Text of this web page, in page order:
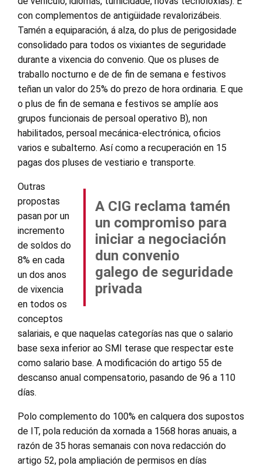
con complementos de antigüidade revalorizábeis.
Tamén a equiparación, á alza, do plus de perigosidade
consolidado para todos os vixiantes de seguridade
durante a vixencia do convenio. Que os pluses de
traballo nocturno e de de fin de semana e festivos
teñan un valor do 25% do prezo de hora ordinaria. E que
o plus de fin de semana e festivos se amplíe aos
grupos funcionais de persoal operativo B), non
habilitados, persoal mecánica-electrónica, oficios
varios e subalterno. Así como a recuperación en 15
pagas dos pluses de vestiario e transporte.
A CIG reclama tamén
un compromiso para
iniciar a negociación
dun convenio
galego de seguridade
privada
Outras
propostas
pasan por un
incremento
de soldos do
8% en cada
un dos anos
de vixencia
en todos os
conceptos
salariais, e que naquelas categorías nas que o salario
base sexa inferior ao SMI terase que respectar este
como salario base. A modificación do artigo 55 de
descanso anual compensatorio, pasando de 96 a 110
días.
Polo complemento do 100% en calquera dos supostos
de IT, pola redución da xornada a 1568 horas anuais, a
razón de 35 horas semanais con nova redacción do
artigo 52, pola ampliación de permisos en días